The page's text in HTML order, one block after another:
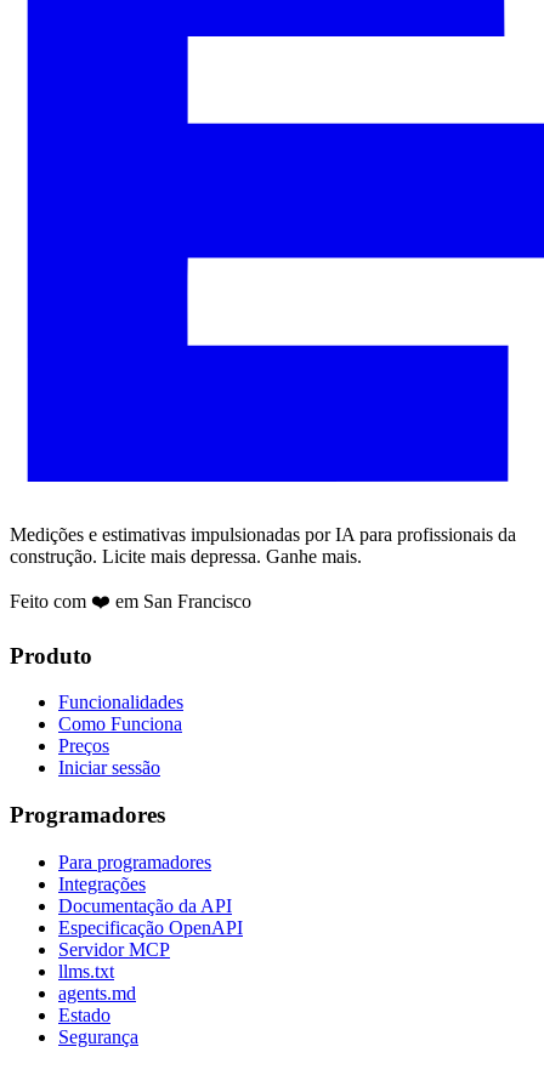
Medições e estimativas impulsionadas por IA para profissionais da
construção. Licite mais depressa. Ganhe mais.
Feito com ❤️ em San Francisco
Produto
Funcionalidades
Como Funciona
Preços
Iniciar sessão
Programadores
Para programadores
Integrações
Documentação da API
Especificação OpenAPI
Servidor MCP
llms.txt
agents.md
Estado
Segurança